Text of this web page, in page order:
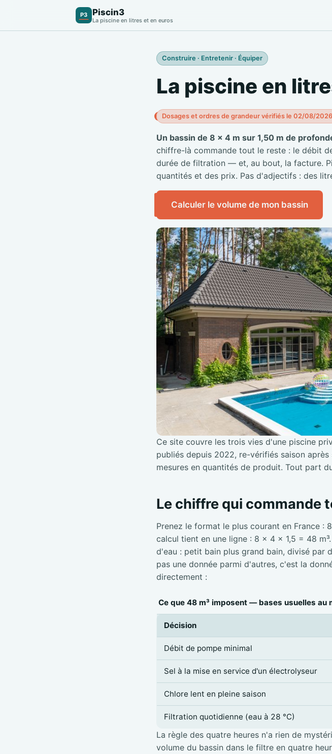
P3 Piscin3
La piscine en litres et en euros
Construire · Entretenir · Équiper
La piscine en
Dosages et ordres de grandeur vérifiés le 02/08/2026
Un bassin de 8 × 4 m sur 1,50 m de
chiffre-là commande tout le reste : le débit
durée de filtration — et, au bout, la facture.
quantités et des prix. Pas d'adjectifs : des
Calculer le volume de mon bassin
Ce site couvre les trois vies d'une piscine
publiés depuis 2022, re-vérifiés saison
mesures en quantités de produit. Tout part
Le chiffre qui commande
Prenez le format le plus courant en France :
calcul tient en une ligne : 8 × 4 × 1,5 = 48
d'eau : petit bain plus grand bain, divisé par
pas une donnée parmi d'autres, c'est la
directement :
Ce que 48 m³ imposent — bases usuelles
Décision
Débit de pompe minimal
Sel à la mise en service d'un électrolyseur
Chlore lent en pleine saison
Filtration quotidienne (eau à 28 °C)
La règle des quatre heures n'a rien de
volume du bassin dans le filtre en quatre